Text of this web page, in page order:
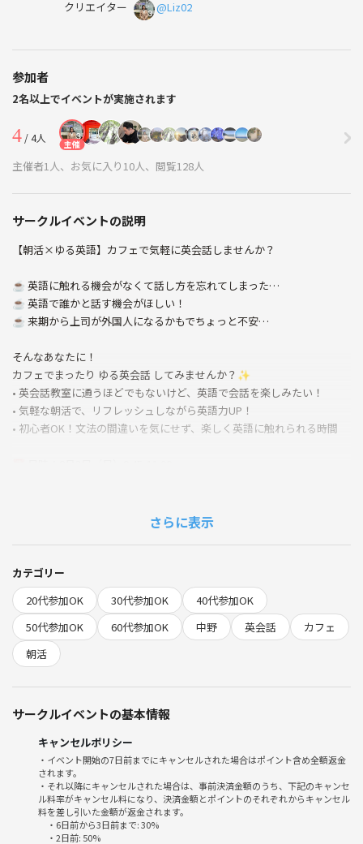
クリエイター
@Liz02
参加者
2名以上でイベントが実施されます
4/ 4人 主催
主催者1人、お気に入り10人、閲覧128人
サークルイベントの説明
【朝活×ゆる英語】カフェで気軽に英会話しませんか？
☕️ 英語に触れる機会がなくて話し方を忘れてしまった…
☕️ 英語で誰かと話す機会がほしい！
☕️ 来期から上司が外国人になるかもでちょっと不安…
そんなあなたに！
カフェでまったり ゆる英会話 してみませんか？✨
• 英会話教室に通うほどでもないけど、英語で会話を楽しみたい！
• 気軽な朝活で、リフレッシュしながら英語力UP！
• 初心者OK！文法の間違いを気にせず、楽しく英語に触れられる時間
※つなげーと利用料は別途かかる場合があります
英語に自信がなくても大丈夫！
リラックスした雰囲気の中で、英語を話すハードルを下げましょう♪
☀️ 休日の朝を充実させたい方、ぜひお気軽にご参加ください！
さらに表示
カテゴリー
20代参加OK
30代参加OK
40代参加OK
50代参加OK
60代参加OK 中野 英会話
カフェ
朝活
サークルイベントの基本情報
キャンセルポリシー
・イベント開始の7日前までにキャンセルされた場合はポイント含め全額返金
されます。
・それ以降にキャンセルされた場合は、事前決済金額のうち、下記のキャンセ
ル料率がキャンセル料になり、決済金額とポイントのそれぞれからキャンセル
料を差し引いた金額が返金されます。
・6日前から3日前まで: 30%
・2日前: 50%